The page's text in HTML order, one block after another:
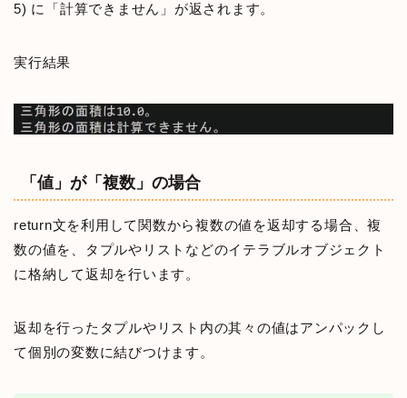
5) に「計算できません」が返されます。
実行結果
「値」が「複数」の場合
return文を利用して関数から複数の値を返却する場合、複
数の値を、タプルやリストなどのイテラブルオブジェクト
に格納して返却を行います。
返却を行ったタプルやリスト内の其々の値はアンパックし
て個別の変数に結びつけます。